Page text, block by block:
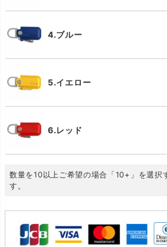
4.ブルー
5.イエロー
6.レッド
数量を10以上ご希望の場合「10+」を選択
す。